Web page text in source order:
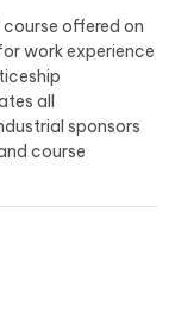
offered on
work experience
all
sponsors
course